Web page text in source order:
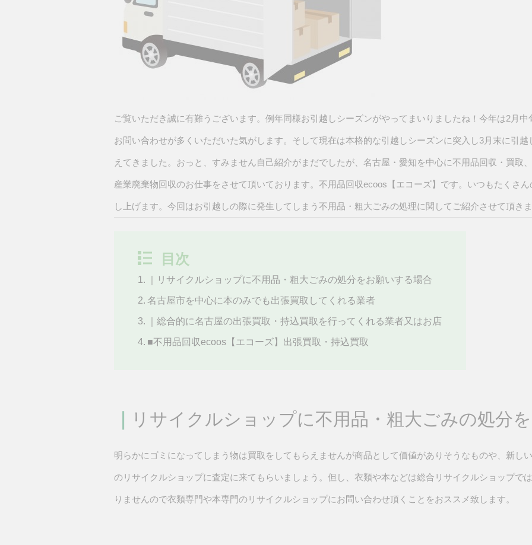
ご覧いただき誠に有難うございます。例年同様お引越しシーズンがやってまいりましたね！今年は2月
お問い合わせが多くいただいた気がします。そして現在は本格的な引越しシーズンに突入し3月末に引
えてきました。おっと、すみません自己紹介がまだでしたが、名古屋・愛知を中心に不用品回収・買取
産業廃棄物回収のお仕事をさせて頂いております。不用品回収ecoos【エコーズ】です。いつもたくさ
し上げます。今回はお引越しの際に発生してしまう不用品・粗大ごみの処理に関してご紹介させて頂きま
目次
｜リサイクルショップに不用品・粗大ごみの処分をお願いする場合
名古屋市を中心に本のみでも出張買取してくれる業者
｜総合的に名古屋の出張買取・持込買取を行ってくれる業者又はお店
■不用品回収ecoos【エコーズ】出張買取・持込買取
リサイクルショップに不用品・粗大ごみの処分
明らかにゴミになってしまう物は買取をしてもらえませんが商品として価値がありそうなものや、新し
のリサイクルショップに査定に来てもらいましょう。但し、衣類や本などは総合リサイクルショップで
りませんので衣類専門や本専門のリサイクルショップにお問い合わせ頂くことをおススメ致します。